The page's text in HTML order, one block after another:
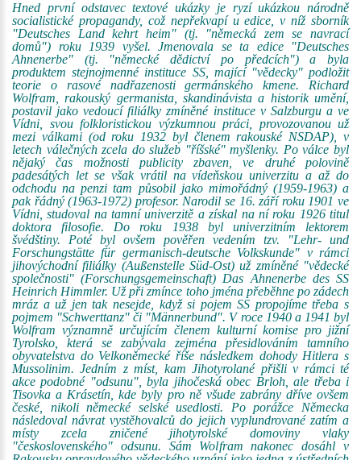
Hned první odstavec textové ukázky je ryzí ukázkou národně
socialistické propagandy, což nepřekvapí u edice, v níž sborník
"Deutsches Land kehrt heim" (tj. "německá zem se navrací
domů") roku 1939 vyšel. Jmenovala se ta edice "Deutsches
Ahnenerbe" (tj. "německé dědictví po předcích") a byla
produktem stejnojmenné instituce SS, mající "vědecky" podložit
teorie o rasové nadřazenosti germánského kmene. Richard
Wolfram, rakouský germanista, skandinávista a historik umění,
postavil jako vedoucí filiálky zmíněné instituce v Salzburgu a ve
Vídni, svou folkloristickou výzkumnou práci, provozovanou už
mezi válkami (od roku 1932 byl členem rakouské NSDAP), v
letech válečných zcela do služeb "říšské" myšlenky. Po válce byl
nějaký čas možnosti publicity zbaven, ve druhé polovině
padesátých let se však vrátil na vídeňskou univerzitu a až do
odchodu na penzi tam působil jako mimořádný (1959-1963) a
pak řádný (1963-1972) profesor. Narodil se 16. září roku 1901 ve
Vídni, studoval na tamní univerzitě a získal na ní roku 1926 titul
doktora filosofie. Do roku 1938 byl univerzitním lektorem
švédštiny. Poté byl ovšem pověřen vedením tzv. "Lehr- und
Forschungstätte für germanisch-deutsche Volkskunde" v rámci
jihovýchodní filiálky (Außenstelle Süd-Ost) už zmíněné "vědecké
společnosti" (Forschungsgemeinschaft) Das Ahnenerbe des SS
Heinrich Himmler. Už při zmínce toho jména přeběhne po zádech
mráz a už jen tak nesejde, když si pojem SS propojíme třeba s
pojmem "Schwerttanz" či "Männerbund". V roce 1940 a 1941 byl
Wolfram významně určujícím členem kulturní komise pro jižní
Tyrolsko, která se zabývala zejména přesidlováním tamního
obyvatelstva do Velkoněmecké říše následkem dohody Hitlera s
Mussolinim. Jedním z míst, kam Jihotyrolané přišli v rámci té
akce podobné "odsunu", byla jihočeská obec Brloh, ale třeba i
Tisovka a Krásetín, kde byly pro ně všude zabrány dříve ovšem
české, nikoli německé selské usedlosti. Po porážce Německa
následoval návrat vystěhovalců do jejich vyplundrované zatím a
místy zcela zničené jihotyrolské domoviny vlaky
"československého" odsunu. Sám Wolfram nakonec dosáhl v